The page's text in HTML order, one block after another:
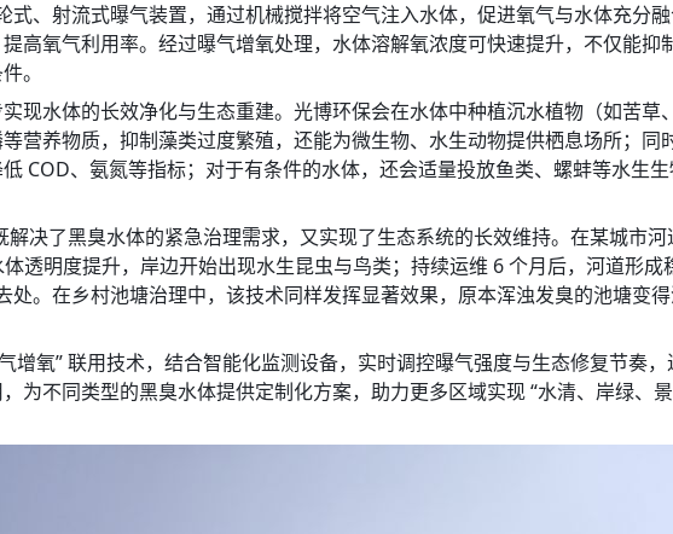
、射流式曝气装置，通过机械搅拌将空气注入水体，促进氧气与水体充分
高氧气利用率。经过曝气增氧处理，水体溶解氧浓度可快速提升，不仅能抑
。
现水体的长效净化与生态重建。光博环保会在水体中种植沉水植物（如苦草
营养物质，抑制藻类过度繁殖，还能为微生物、水生动物提供栖息场所；
COD、氨氮等指标；对于有条件的水体，还会适量投放鱼类、螺蚌等水生
决了黑臭水体的紧急治理需求，又实现了生态系统的长效维持。在某城市河
透明度提升，岸边开始出现水生昆虫与鸟类；持续运维 6 个月后，河道形
。在乡村池塘治理中，该技术同样发挥显著效果，原本浑浊发臭的池塘变
增氧” 联用技术，结合智能化监测设备，实时调控曝气强度与生态修复节奏，
为不同类型的黑臭水体提供定制化方案，助力更多区域实现 “水清、岸绿、